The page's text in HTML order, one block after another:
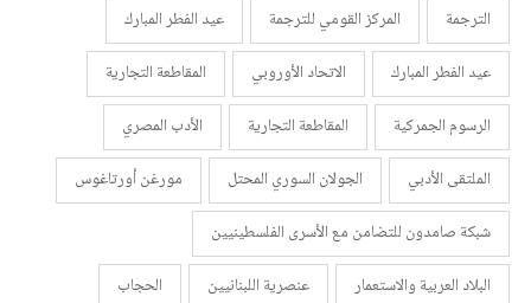
الترجمة
المركز القومي للترجمة
عيد الفطر المبارك
عيد الفطر المبارك
الاتحاد الأوروبي
المقاطعة التجارية
الرسوم الجمركية
المقاطعة التجارية
الأدب المصري
الملتقى الأدبي
الجولان السوري المحتل
مورغن أورتاغوس
شبكة صامدون للتضامن مع الأسرى الفلسطينيين
البلاد العربية والاستعمار
عنصرية اللبنانيين
الحجاب